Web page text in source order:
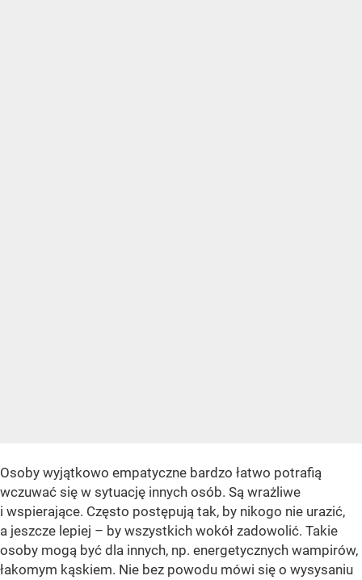
Osoby wyjątkowo empatyczne bardzo łatwo potrafią
wczuwać się w sytuację innych osób. Są wrażliwe
i wspierające. Często postępują tak, by nikogo nie urazić,
a jeszcze lepiej – by wszystkich wokół zadowolić. Takie
osoby mogą być dla innych, np. energetycznych wampirów,
łakomym kąskiem. Nie bez powodu mówi się o wysysaniu